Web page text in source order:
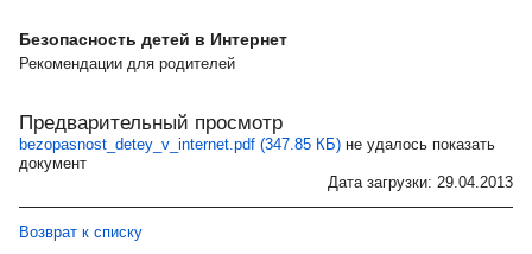
Безопасность детей в Интернет
Рекомендации для родителей
Предварительный просмотр
bezopasnost_detey_v_internet.pdf (347.85 КБ) не удалось показать
документ
Дата загрузки: 29.04.2013
Возврат к списку